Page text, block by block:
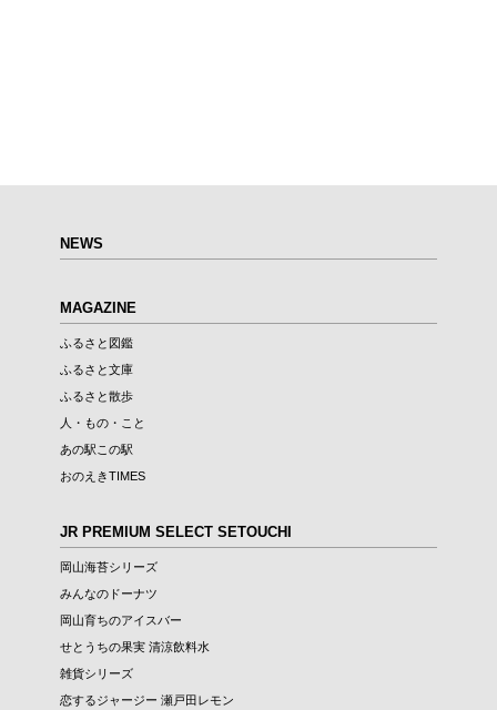
NEWS
MAGAZINE
ふるさと図鑑
ふるさと文庫
ふるさと散歩
人・もの・こと
あの駅この駅
おのえきTIMES
JR PREMIUM SELECT SETOUCHI
岡山海苔シリーズ
みんなのドーナツ
岡山育ちのアイスバー
せとうちの果実 清涼飲料水
雑貨シリーズ
恋するジャージー 瀬戸田レモン